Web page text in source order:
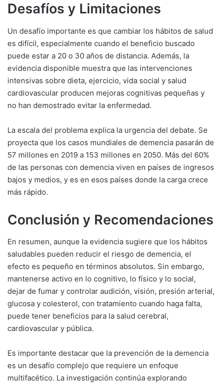
Desafíos y Limitaciones
Un desafío importante es que cambiar los hábitos de salud
es difícil, especialmente cuando el beneficio buscado
puede estar a 20 o 30 años de distancia. Además, la
evidencia disponible muestra que las intervenciones
intensivas sobre dieta, ejercicio, vida social y salud
cardiovascular producen mejoras cognitivas pequeñas y
no han demostrado evitar la enfermedad.
La escala del problema explica la urgencia del debate. Se
proyecta que los casos mundiales de demencia pasarán de
57 millones en 2019 a 153 millones en 2050. Más del 60%
de las personas con demencia viven en países de ingresos
bajos y medios, y es en esos países donde la carga crece
más rápido.
Conclusión y Recomendaciones
En resumen, aunque la evidencia sugiere que los hábitos
saludables pueden reducir el riesgo de demencia, el
efecto es pequeño en términos absolutos. Sin embargo,
mantenerse activo en lo cognitivo, lo físico y lo social,
dejar de fumar y controlar audición, visión, presión arterial,
glucosa y colesterol, con tratamiento cuando haga falta,
puede tener beneficios para la salud cerebral,
cardiovascular y pública.
Es importante destacar que la prevención de la demencia
es un desafío complejo que requiere un enfoque
multifacético. La investigación continúa explorando